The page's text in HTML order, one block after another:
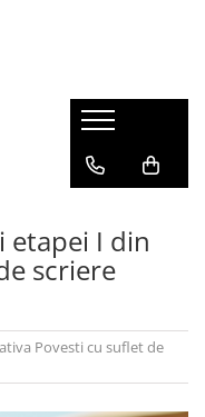
etapei I din
scriere
Povesti cu suflet de